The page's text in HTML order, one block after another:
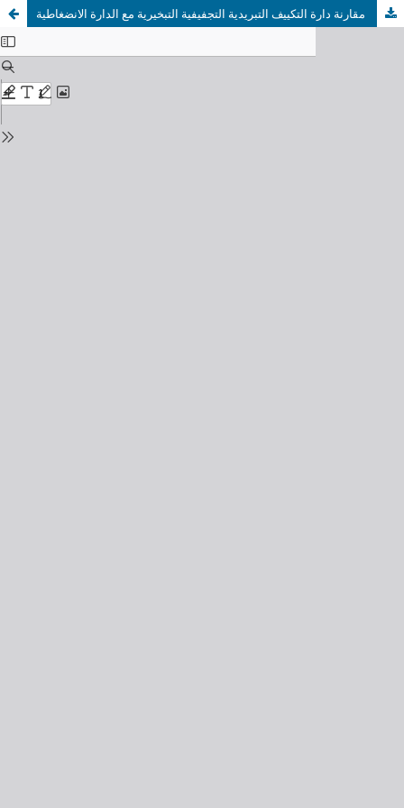
مقارنة دارة التكييف التبريدية التجفيفية التبخيرية مع الدارة الانضغاطية